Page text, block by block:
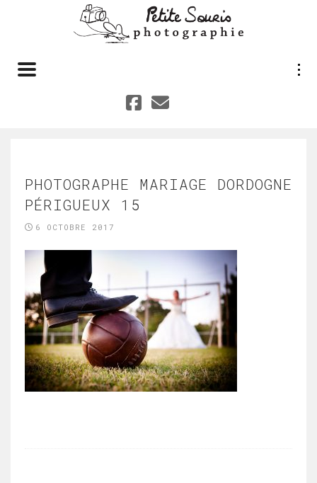
Toggle navigation
PHOTOGRAPHE MARIAGE DORDOGNE
PÉRIGUEUX 15
6 OCTOBRE 2017